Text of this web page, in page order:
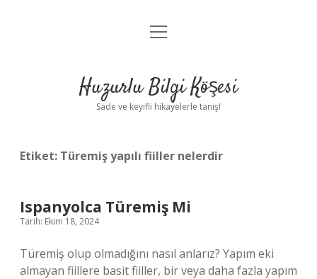
Anasayfa
Yasal Uyarı
menüyü
Huzurlu Bilgi Köşesi
Sade ve keyifli hikayelerle tanış!
Etiket: Türemiş yapılı fiiller nelerdir
Ispanyolca Türemiş Mi
Tarih: Ekim 18, 2024
Türemiş olup olmadığını nasıl anlarız? Yapım eki
almayan fiillere basit fiiller, bir veya daha fazla yapım